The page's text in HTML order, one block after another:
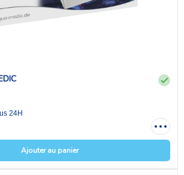
24H
Ajouter au panier